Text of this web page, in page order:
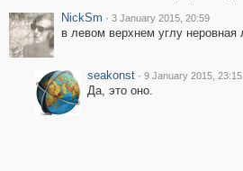
NickSm · 3 January 2015, 20:59
в левом верхнем углу неровная
seakonst · 9 January 2015, 23:15
Да, это оно.